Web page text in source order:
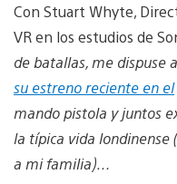
Con Stuart Whyte,
VR en los estudios de
de batallas, me dispuse
su estreno reciente en el
mando pistola y juntos
la típica vida londinense
a mi familia)…